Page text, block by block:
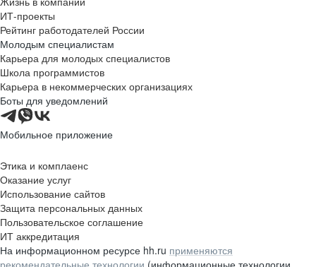
ИТ-проекты
Рейтинг работодателей России
Молодым специалистам
Карьера для молодых специалистов
Школа программистов
Карьера в некоммерческих организациях
Боты для уведомлений
Мобильное приложение
Этика и комплаенс
Оказание услуг
Использование сайтов
Защита персональных данных
Пользовательское соглашение
ИТ аккредитация
На информационном ресурсе hh.ru применяются
рекомендательные технологии (информационные технологии